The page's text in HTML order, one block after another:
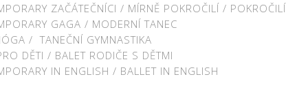
ZAČÁTEČNÍCI / MÍRNĚ POKROČILÍ / POKROČILÍ
GAGA / MODERNÍ TANEC
/ TANEČNÍ GYMNASTIKA
DĚTI / BALET RODIČE S DĚTMI
IN ENGLISH / BALLET IN ENGLISH